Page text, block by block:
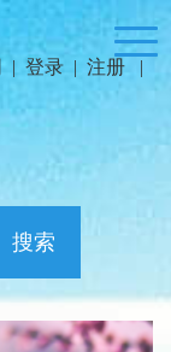
| 登录 | 注册 |
搜索